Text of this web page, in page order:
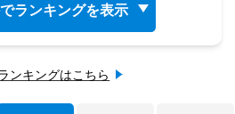
ランキングを表示
ンキングはこちら